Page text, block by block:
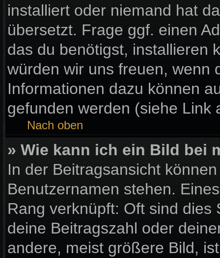
installiert oder niemand hat
übersetzt. Frage ggf. einen
das du benötigst, installieren
würden wir uns freuen, wenn
Informationen dazu können
gefunden werden (siehe Link
Nach oben
» Wie kann ich ein Bild bei
In der Beitragsansicht
Benutzernamen stehen.
Rang verknüpft: Oft sind
deine Beitragszahl oder
andere, meist größere Bild,